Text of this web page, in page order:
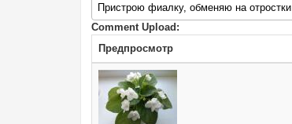
Пристрою фиалку, обменяю на отростки
Comment Upload:
Предпросмотр